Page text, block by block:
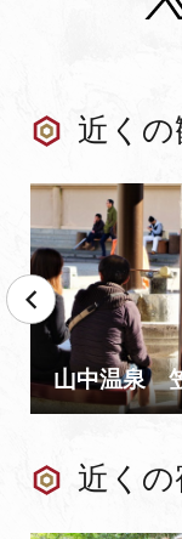
近くの
山中温泉
近くの